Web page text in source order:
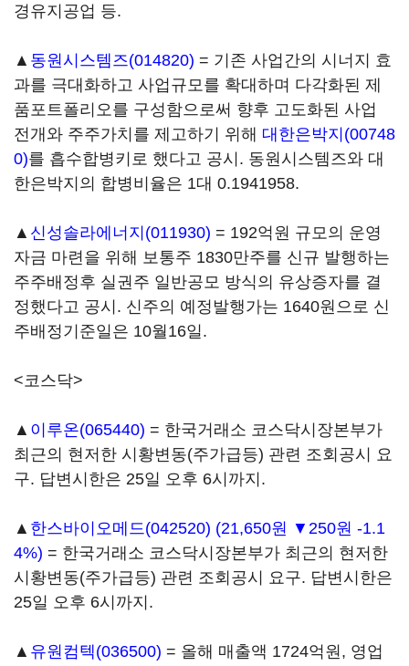
경유지공업 등.
▲ 동원시스템즈(014820) = 기존 사업간의 시너지 효
과를 극대화하고 사업규모를 확대하며 다각화된 제
품포트폴리오를 구성함으로써 향후 고도화된 사업
전개와 주주가치를 제고하기 위해 대한은박지(00748
0)를 흡수합병키로 했다고 공시. 동원시스템즈와 대
한은박지의 합병비율은 1대 0.1941958.
▲ 신성솔라에너지(011930) = 192억원 규모의 운영
자금 마련을 위해 보통주 1830만주를 신규 발행하는
주주배정후 실권주 일반공모 방식의 유상증자를 결
정했다고 공시. 신주의 예정발행가는 1640원으로 신
주배정기준일은 10월16일.
<코스닥>
▲ 이루온(065440) = 한국거래소 코스닥시장본부가
최근의 현저한 시황변동(주가급등) 관련 조회공시 요
구. 답변시한은 25일 오후 6시까지.
▲ 한스바이오메드(042520) (21,650원 ▼250원 -1.1
4%) = 한국거래소 코스닥시장본부가 최근의 현저한
시황변동(주가급등) 관련 조회공시 요구. 답변시한은
25일 오후 6시까지.
▲ 유원컴텍(036500) = 올해 매출액 1724억원, 영업